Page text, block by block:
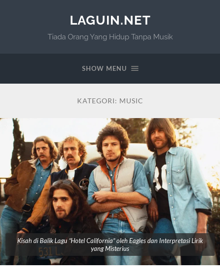
LAGUIN.NET
Tiada Orang Yang Hidup Tanpa Musik
SHOW MENU
KATEGORI: MUSIC
Kisah di Balik Lagu “Hotel California” oleh Eagles dan Interpretasi Lirik
yang Misterius